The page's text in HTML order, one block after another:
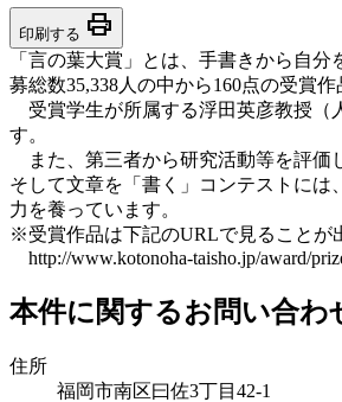
印刷する print
「言の葉大賞」とは、手書きから自
募総数35,338人の中から160点の受賞
受賞学生が所属する浮田英彦教授（
す。
また、第三者から研究活動等を評価
そして文章を「書く」コンテストに
力を養っています。
※受賞作品は下記のURLで見ることが
http://www.kotonoha-taisho.jp/award/
本件に関するお問い合わ
住所
福岡市南区曰佐3丁目42-1